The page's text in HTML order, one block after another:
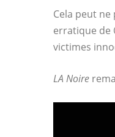
Cela peut
erratique de
victimes
LA Noire